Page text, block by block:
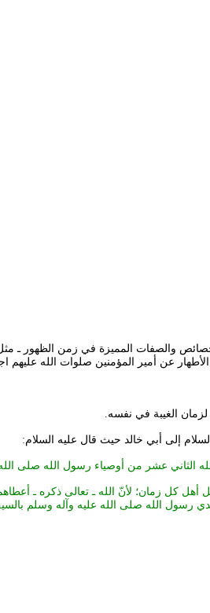
والصفات المميزة في زمن الظهور ـ
عن أمير المؤمنين صلوات الله عليهم
لزمان الغيبة في نفسه.
إلى أبي خالد حيث قال علیه السلام:
الثاني عشر من أوصياء رسول الله صلی الله
أهل كل زمان؛ لأنّ الله ـ تعالى ذكره ـ
رسول الله صلی الله علیه وآله وسلم